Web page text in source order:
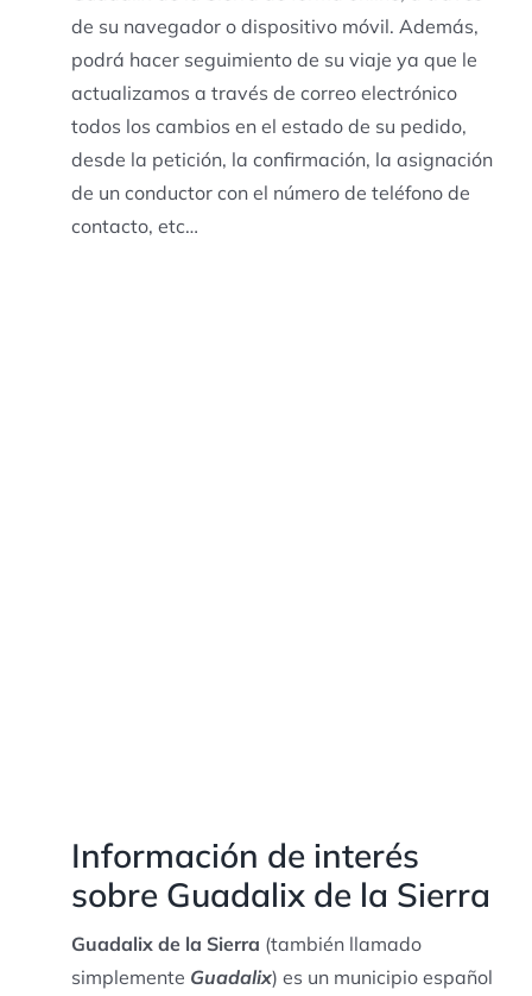
de su navegador o dispositivo móvil. Además,
podrá hacer seguimiento de su viaje ya que le
actualizamos a través de correo electrónico
todos los cambios en el estado de su pedido,
desde la petición, la confirmación, la asignación
de un conductor con el número de teléfono de
contacto, etc…
Información de interés
sobre Guadalix de la Sierra
Guadalix de la Sierra (también llamado
simplemente Guadalix) es un municipio español